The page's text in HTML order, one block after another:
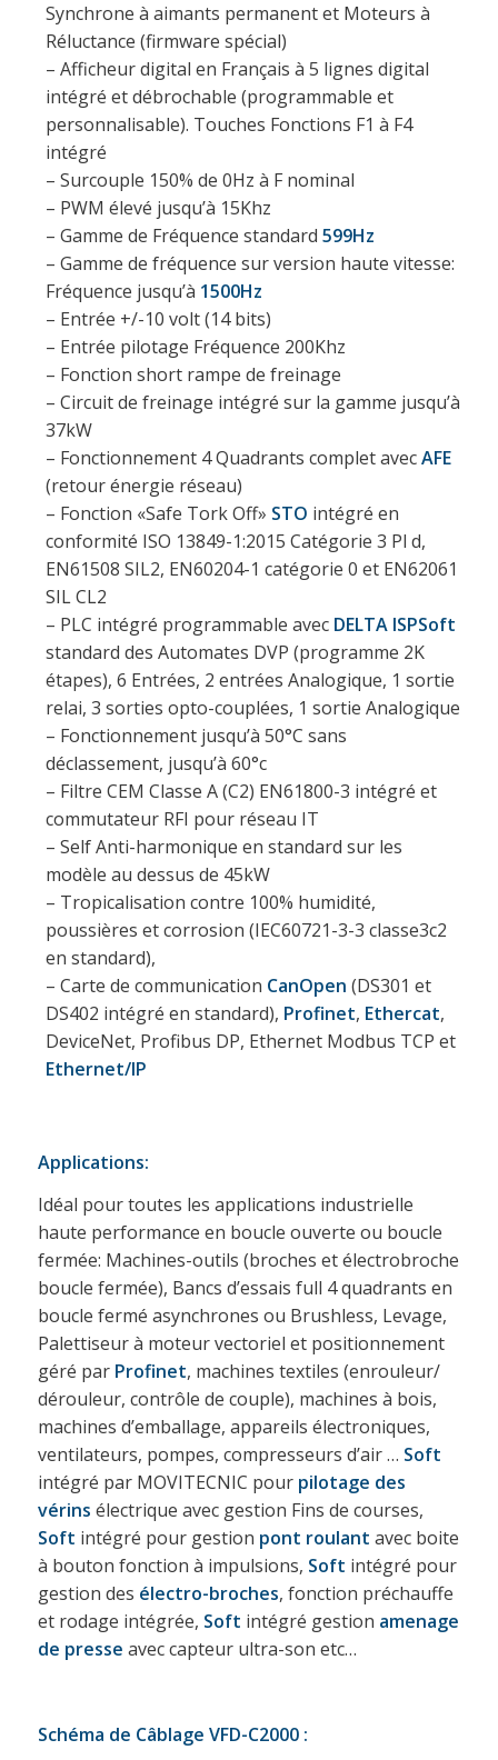
Synchrone à aimants permanent et Moteurs à
Réluctance (firmware spécial)
– Afficheur digital en Français à 5 lignes digital
intégré et débrochable (programmable et
personnalisable). Touches Fonctions F1 à F4
intégré
– Surcouple 150% de 0Hz à F nominal
– PWM élevé jusqu’à 15Khz
– Gamme de Fréquence standard 599Hz
– Gamme de fréquence sur version haute vitesse:
Fréquence jusqu’à 1500Hz
– Entrée +/-10 volt (14 bits)
– Entrée pilotage Fréquence 200Khz
– Fonction short rampe de freinage
– Circuit de freinage intégré sur la gamme jusqu’à
37kW
– Fonctionnement 4 Quadrants complet avecAFE
(retour énergie réseau)
– Fonction «Safe Tork Off» STO intégré en
conformité ISO 13849-1:2015 Catégorie 3 Pl d,
EN61508 SIL2, EN60204-1 catégorie 0 et EN62061
SIL CL2
– PLC intégré programmable avec DELTA ISPSoft
standard des Automates DVP (programme 2K
étapes), 6 Entrées, 2 entrées Analogique, 1 sortie
relai, 3 sorties opto-couplées, 1 sortie Analogique
– Fonctionnement jusqu’à 50°C sans
déclassement, jusqu’à 60°c
– Filtre CEM Classe A (C2) EN61800-3 intégré et
commutateur RFI pour réseau IT
– Self Anti-harmonique en standard sur les
modèle au dessus de 45kW
– Tropicalisation contre 100% humidité,
poussières et corrosion (IEC60721-3-3 classe3c2
en standard),
– Carte de communication CanOpen (DS301 et
DS402 intégré en standard), Profinet, Ethercat,
DeviceNet, Profibus DP, Ethernet Modbus TCP et
Ethernet/IP
Applications:
Idéal pour toutes les applications industrielle
haute performance en boucle ouverte ou boucle
fermée: Machines-outils (broches et électrobroche
boucle fermée), Bancs d’essais full 4 quadrants en
boucle fermé asynchrones ou Brushless, Levage,
Palettiseur à moteur vectoriel et positionnement
géré par Profinet, machines textiles (enrouleur/
dérouleur, contrôle de couple), machines à bois,
machines d’emballage, appareils électroniques,
ventilateurs, pompes, compresseurs d’air … Soft
intégré par MOVITECNIC pour pilotage des
vérins électrique avec gestion Fins de courses,
Soft intégré pour gestion pont roulant avec boite
à bouton fonction à impulsions, Soft intégré pour
gestion des électro-broches, fonction préchauffe
et rodage intégrée, Soft intégré gestion amenage
de presse avec capteur ultra-son etc…
Schéma de Câblage VFD-C2000 :